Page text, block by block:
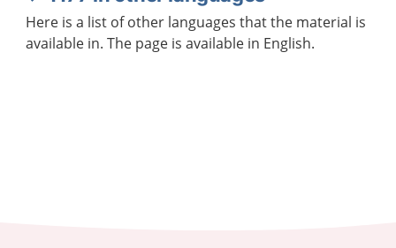
Here is a list of other languages that the material is
available in. The page is available in English.